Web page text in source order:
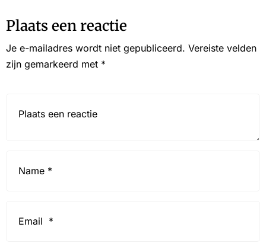
Plaats een reactie
Je e-mailadres wordt niet gepubliceerd. Vereiste velden
zijn gemarkeerd met *